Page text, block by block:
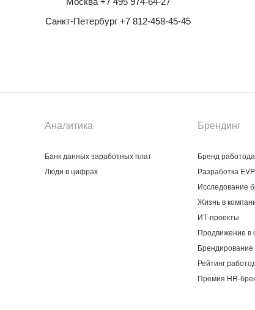
Санкт-Петербург +7 812-458-45-45
Аналитика
Банк данных заработных плат
Люди в цифрах
Брендинг
Бренд
Разработка EVP
Исследование
Жизнь в
ИТ-проекты
Продвижение в
Брендирование
Рейтинг
Премия HR-